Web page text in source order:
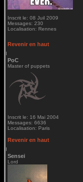
Inscrit le: 08 Juil 2009
Messages: 230
Localisation: Rennes
Revenir en haut
PoC
Master of puppets
Inscrit le: 16 Mai 2004
Messages: 6636
Localisation: Paris
Revenir en haut
Sensei
Lord